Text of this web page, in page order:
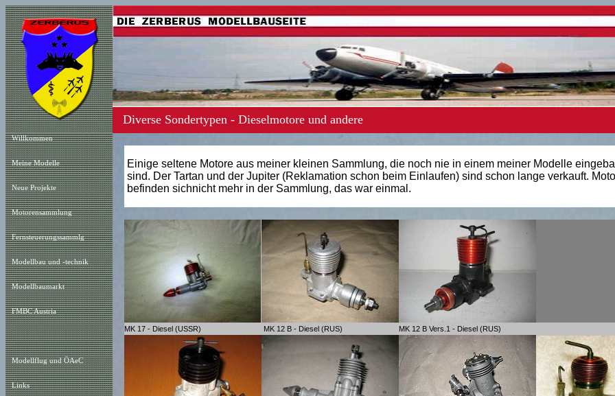
Willkommen
Meine Modelle
Neue Projekte
Motorensammlung
Fernsteuerungssammlg
Modellbau und -technik
Modellbaumarkt
FMBC Austria
Modellflug und ÖAeC
Links
Diverse Sondertypen - Dieselmotore und andere
Einige seltene Motore aus meiner kleinen Sammlung, die noch nie in einem meiner Modelle
sind. Der Tartan und der Jupiter (Reklamation schon beim Einlaufen) sind schon lange verkauft.
befinden sichnicht mehr in der Sammlung, das war einmal.
MK 17 - Diesel (USSR) MK 12 B - Diesel (RUS) MK 12 B Vers.1 - Diesel (RUS)